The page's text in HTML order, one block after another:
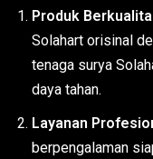
Produk
Solahart orisinal
tenaga surya
daya tahan.
Layanan
berpengalaman